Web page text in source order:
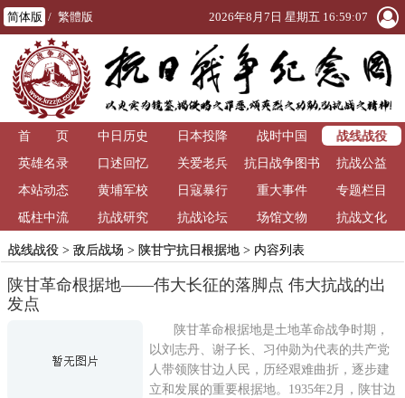
简体版 / 繁體版 2026年8月7日 星期五 16:59:08
首 页 中日历史 日本投降 战时中国
战线战役
英雄名录
口述回忆 关爱老兵
抗日战争图书
馆
抗战公益
本站动态
黄埔军校 日寇暴行 重大事件
专题栏目
砥柱中流
抗战研究 抗战论坛 场馆文物 抗战文化
战线战役> 敌后战场 > 陕甘宁抗日根据地> 内容列表
陕甘革命根据地——伟大长征的落脚点 伟大抗战的出
发点
陕甘革命根据地是土地革命战争时期，
以刘志丹、谢子长、习仲勋为代表的共产党
人带领陕甘边人民，历经艰难曲折，逐步建
立和发展的重要根据地。1935年2月，陕甘边